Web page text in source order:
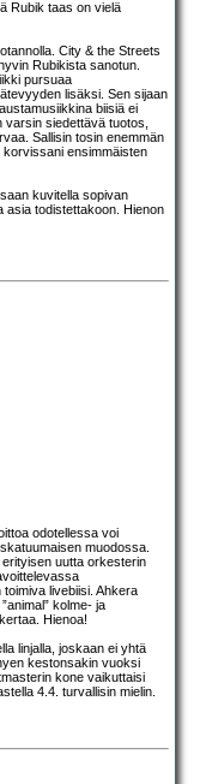
Rubik taas on vielä
City & the Streets
Rubikista sanotun.
pursuaa
lisäksi. Sen sijaan
biisiä ei
siedettävä tuotos,
Sallisin tosin enemmän
korvissani ensimmäisten
kuvitella sopivan
asia todistettakoon. Hienon
odotellessa voi
muodossa.
uutta orkesterin
livebiisi. Ahkera
kolme- ja
Hienoa!
linjalla, joskaan ei yhtä
kestonsakin vuoksi
kone vaikuttaisi
4.4. turvallisin mielin.